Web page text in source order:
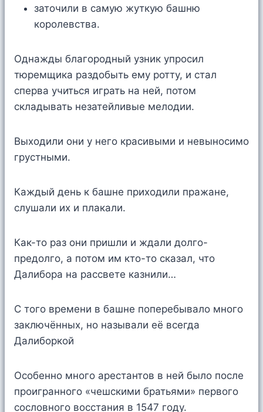
заточили в самую жуткую башню
королевства.
Однажды благородный узник упросил
тюремщика раздобыть ему ротту, и стал
сперва учиться играть на ней, потом
складывать незатейливые мелодии.
Выходили они у него красивыми и невыносимо
грустными.
Каждый день к башне приходили пражане,
слушали их и плакали.
Как-то раз они пришли и ждали долго-
предолго, а потом им кто-то сказал, что
Далибора на рассвете казнили…
С того времени в башне поперебывало много
заключённых, но называли её всегда
Далиборкой
Особенно много арестантов в ней было после
проигранного «чешскими братьями» первого
сословного восстания в 1547 году.